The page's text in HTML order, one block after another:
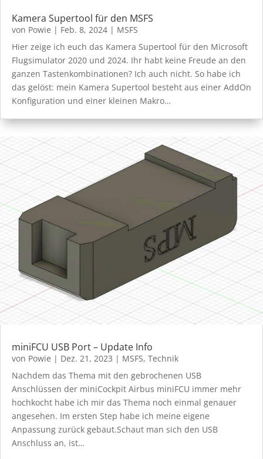
Kamera Supertool für den MSFS
von Powie | Feb. 8, 2024 | MSFS
Hier zeige ich euch das Kamera Supertool für den Microsoft
Flugsimulator 2020 und 2024. Ihr habt keine Freude an den
ganzen Tastenkombinationen? Ich auch nicht. So habe ich
das gelöst: mein Kamera Supertool besteht aus einer AddOn
Konfiguration und einer kleinen Makro…
miniFCU USB Port – Update Info
von Powie | Dez. 21, 2023 | MSFS, Technik
Nachdem das Thema mit den gebrochenen USB
Anschlüssen der miniCockpit Airbus miniFCU immer mehr
hochkocht habe ich mir das Thema noch einmal genauer
angesehen. Im ersten Step habe ich meine eigene
Anpassung zurück gebaut.Schaut man sich den USB
Anschluss an, ist…